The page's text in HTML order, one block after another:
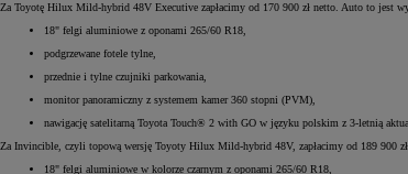
Za Toyotę Hilux Mild-hybrid 48V Executive zapłacimy od 170 900 zł netto. Auto to jest
18" felgi aluminiowe z oponami 265/60 R18,
podgrzewane fotele tylne,
przednie i tylne czujniki parkowania,
monitor panoramiczny z systemem kamer 360 stopni (PVM),
nawigację satelitarną Toyota Touch® 2 with GO w języku polskim z 3-letnią
Za Invincible, czyli topową wersję Toyoty Hilux Mild-hybrid 48V, zapłacimy od 189 900
18" felgi aluminiowe w kolorze czarnym z oponami 265/60 R18,